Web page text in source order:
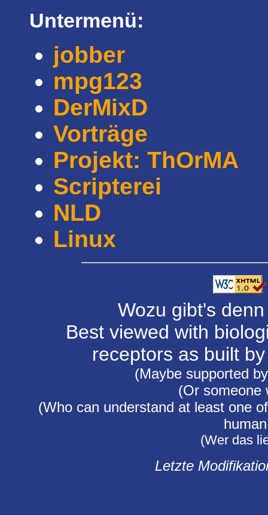
Untermenü:
jobber
mpg123
DerMixD
Vorträge
Projekt: ThOrMA
Scripterei
NLD
Linux
Wozu gibt's
Best viewed with
receptors as built
(Maybe supported
(Or someone
(Who can understand at least one
(Wer das
Letzte